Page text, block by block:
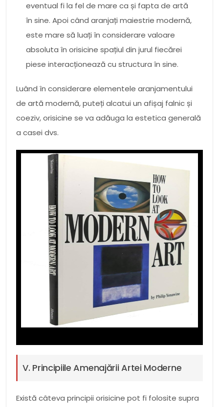
eventual fi la fel de mare ca și fapta de artă
în sine. Apoi când aranjați maiestrie modernă,
este mare să luați în considerare valoare
absoluta în orisicine spațiul din jurul fiecărei
piese interacționează cu structura în sine.
Luând în considerare elementele aranjamentului
de artă modernă, puteți alcatui un afișaj falnic și
coeziv, orisicine se va adăuga la estetica generală
a casei dvs.
V. Principiile Amenajării Artei Moderne
Există câteva principii orisicine pot fi folosite supra